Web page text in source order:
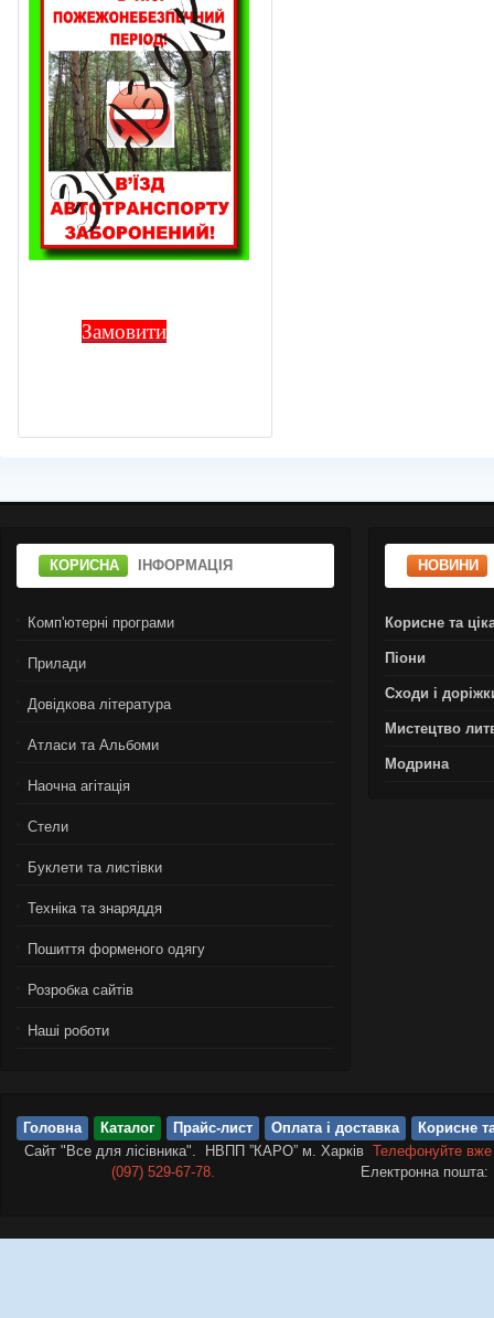
Замовити
КОРИСНА ІНФОРМАЦІЯ
Комп'ютерні програми
Прилади
Довідкова література
Атласи та Альбоми
Наочна агітація
Стели
Буклети та листівки
Техніка та знаряддя
Пошиття форменого одягу
Розробка сайтів
Нашi роботи
НОВИНИ
Корисне та
Піони
Сходи і
Мистецтво
Модрина
Головна Каталог Прайс-лист Оплата і доставка
Корисне
Сайт "Все для лісівника". НВПП ”КАРО” м. Харків Телефонуйте
(097) 529-67-78.
Електронна